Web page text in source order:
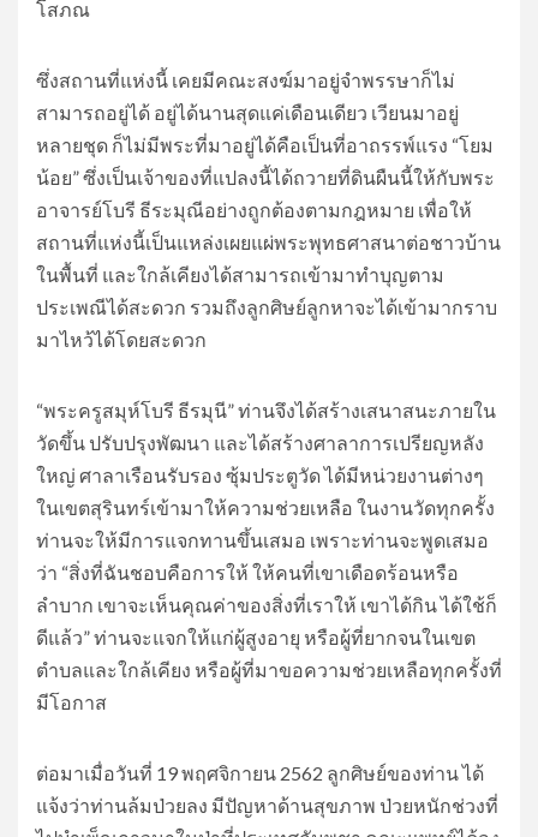
โสภณ
ซึ่งสถานที่แห่งนี้ เคยมีคณะสงฆ์มาอยู่จำพรรษาก็ไม่
สามารถอยู่ได้ อยู่ได้นานสุดแค่เดือนเดียว เวียนมาอยู่
หลายชุด ก็ไม่มีพระที่มาอยู่ได้คือเป็นที่อาถรรพ์แรง “โยม
น้อย” ซึ่งเป็นเจ้าของที่แปลงนี้ได้ถวายที่ดินผืนนี้ให้กับพระ
อาจารย์โบรี ธีระมุณีอย่างถูกต้องตามกฎหมาย เพื่อให้
สถานที่แห่งนี้เป็นแหล่งเผยแผ่พระพุทธศาสนาต่อชาวบ้าน
ในพื้นที่ และใกล้เคียงได้สามารถเข้ามาทำบุญตาม
ประเพณีได้สะดวก รวมถึงลูกศิษย์ลูกหาจะได้เข้ามากราบ
มาไหว้ได้โดยสะดวก
“พระครูสมุห์โบรี ธีรมุนี” ท่านจึงได้สร้างเสนาสนะภายใน
วัดขึ้น ปรับปรุงพัฒนา และได้สร้างศาลาการเปรียญหลัง
ใหญ่ ศาลาเรือนรับรอง ซุ้มประตูวัด ได้มีหน่วยงานต่างๆ
ในเขตสุรินทร์เข้ามาให้ความช่วยเหลือ ในงานวัดทุกครั้ง
ท่านจะให้มีการแจกทานขึ้นเสมอ เพราะท่านจะพูดเสมอ
ว่า “สิ่งที่ฉันชอบคือการให้ ให้คนที่เขาเดือดร้อนหรือ
ลำบาก เขาจะเห็นคุณค่าของสิ่งที่เราให้ เขาได้กิน ได้ใช้ก็
ดีแล้ว” ท่านจะแจกให้แก่ผู้สูงอายุ หรือผู้ที่ยากจนในเขต
ตำบลและใกล้เคียง หรือผู้ที่มาขอความช่วยเหลือทุกครั้งที่
มีโอกาส
ต่อมาเมื่อวันที่ 19 พฤศจิกายน 2562 ลูกศิษย์ของท่าน ได้
แจ้งว่าท่านล้มป่วยลง มีปัญหาด้านสุขภาพ ป่วยหนักช่วงที่